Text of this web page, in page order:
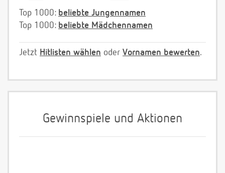
Top 1000: beliebte Jungennamen
Top 1000: beliebte Mädchennamen
Jetzt Hitlisten wählen oder Vornamen bewerten.
Gewinnspiele und Aktionen